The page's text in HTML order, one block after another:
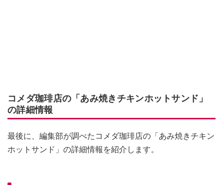
コメダ珈琲店の「あみ焼きチキンホットサンド」
の詳細情報
最後に、編集部が調べたコメダ珈琲店の「あみ焼きチキン
ホットサンド」の詳細情報を紹介します。